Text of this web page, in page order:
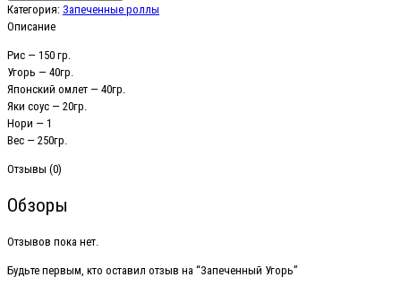
Категория: Запеченные роллы
Описание
Рис — 150 гр.
Угорь — 40гр.
Японский омлет — 40гр.
Яки соус — 20гр.
Нори — 1
Вес — 250гр.
Отзывы (0)
Обзоры
Отзывов пока нет.
Будьте первым, кто оставил отзыв на “Запеченный Угорь”